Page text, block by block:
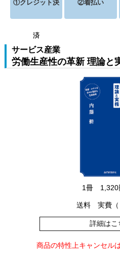
①クレジット決
済
②着払い
サービス産業
労働生産性の革新 理論と
1冊 1,320
送料 実費（
詳細はこ
商品の特性上キャンセル